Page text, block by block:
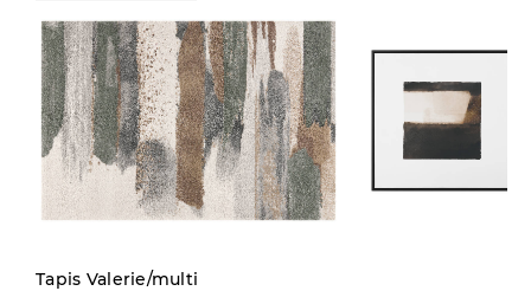
Tapis Valerie/multi